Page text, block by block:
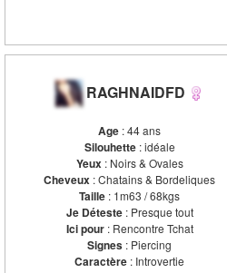
RAGHNAIDFD
Age : 44 ans
Silouhette: idéale
Yeux : Noirs & Ovales
Cheveux : Chatains & Bordeliques
Taille : 1m63 / 68kgs
Je Déteste: Presque tout
Ici pour: Rencontre Tchat
Signes : Piercing
Caractère : Introvertie